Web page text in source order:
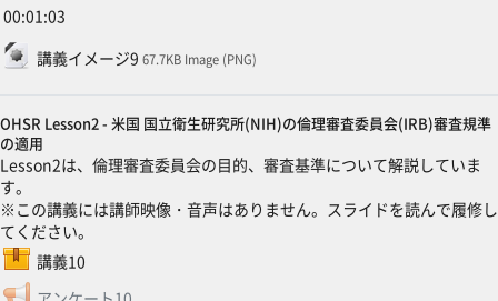
00:01:03
講義イメージ9ファイル67.7KB Image (PNG)
OHSR Lesson2 - 米国 国立衛生研究所(NIH)の倫理審査委員会(IRB)審査規準
の適用
Lesson2は、倫理審査委員会の目的、審査基準について解説していま
す。
※この講義には講師映像・音声はありません。スライドを読んで履修し
てください。
講義10
SCORMパッケージ
フィードバック